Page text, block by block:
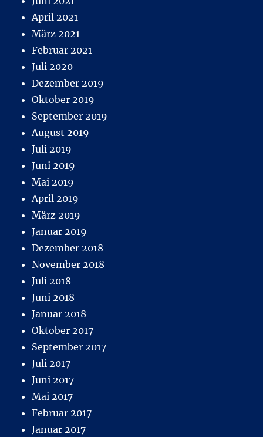
April 2021
März 2021
Februar 2021
Juli 2020
Dezember 2019
Oktober 2019
September 2019
August 2019
Juli 2019
Juni 2019
Mai 2019
April 2019
März 2019
Januar 2019
Dezember 2018
November 2018
Juli 2018
Juni 2018
Januar 2018
Oktober 2017
September 2017
Juli 2017
Juni 2017
Mai 2017
Februar 2017
Januar 2017